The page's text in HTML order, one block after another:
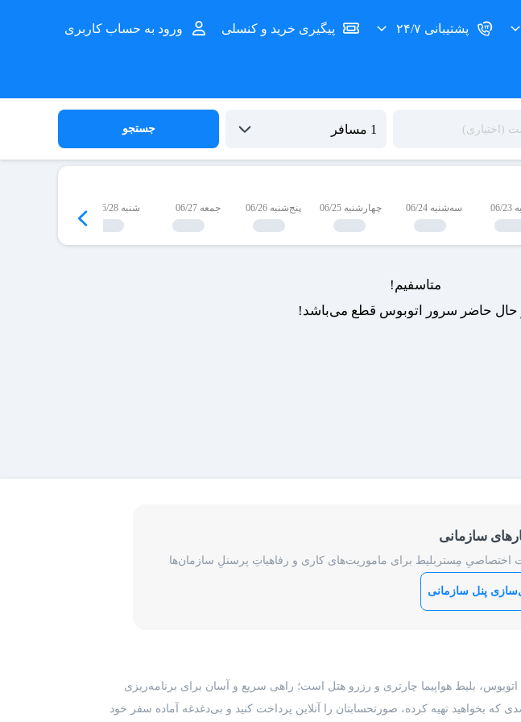
پشتیبانی ۲۴/۷ پیگیری خرید و کنسلی ورود به حساب کاربری
جستجو
سه‌شنبه 06/24 چهارشنبه 06/25 پنج‌شنبه 06/26 جمعه 06/27 شنبه 06/28
متاسفیم!
حال حاضر سرور اتوبوس قطع می‌باشد!
سازمانی
اختصاصیِ مِستربلیط برای ماموریت‌های کاری و رفاهیاتِ پرسنلِ سازمان‌ها
پنل سازمانی
اتوبوس، بلیط هواپیما چارتری و رزرو هتل است؛ راهی سریع و آسان برای برنامه‌ریزی
که بخواهید تهیه کرده، صورتحسابتان را آنلاین پرداخت کنید و بی‌دغدغه آماده سفر خود